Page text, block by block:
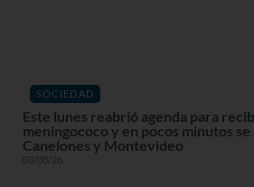
SOCIEDAD
Este lunes reabrió agenda para
meningococo y en pocos minutos
Canelones y Montevideo
03/08/26